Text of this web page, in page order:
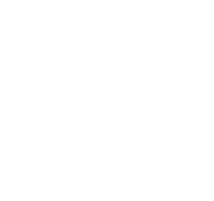
Zum Glück haben die
Bestandteile beider Prüfungen
gemein, was den Erwerb des
Führerscheins erleichtert, falls
anderen Teilen von
Die Bedingungen für beide
auf das nötige Alter sowie
Voraussetzungen sind gleich.
Beantragung des SBF See der
grundlegenden theoretischen
vorhandenen SBF Binnen als